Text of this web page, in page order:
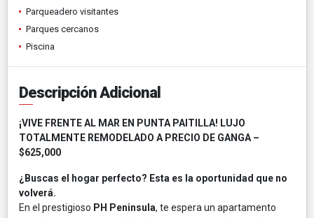
Parqueadero visitantes
Parques cercanos
Piscina
Descripción Adicional
¡VIVE FRENTE AL MAR EN PUNTA PAITILLA! LUJO
TOTALMENTE REMODELADO A PRECIO DE GANGA –
$625,000
¿Buscas el hogar perfecto? Esta es la oportunidad que no
volverá.
En el prestigioso PH Peninsula, te espera un apartamento